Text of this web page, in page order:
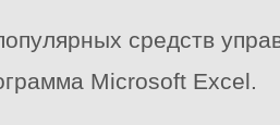
средств
Microsoft Excel.